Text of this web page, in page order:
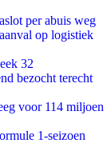
per abuis weg
op logistiek
32
bezocht terecht
voor 114 miljoen
1-seizoen